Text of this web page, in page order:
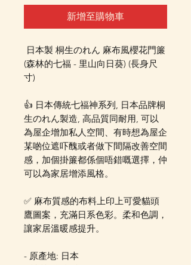
新增至購物車
日本製 桐生のれん 麻布風櫻花門簾
(森林的七福 - 里山向日葵) (長身尺
寸)
👍 日本傳統七福神系列, 日本品牌桐
生のれん製造, 高品質同耐用, 可以
為屋企增加私人空間、有時想為屋企
某啲位遮吓醜或者做下間隔改善空間
感，加個掛簾都係個唔錯嘅選擇，仲
可以為家居增添風格。
✅ 麻布質感的布料上印上可愛貓頭
鷹圖案，充滿日系色彩。柔和色調，
讓家居溫暖感提升。
- 原產地: 日本